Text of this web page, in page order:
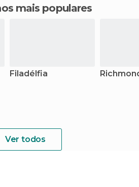
mais populares
Filadélfia
Ver todos